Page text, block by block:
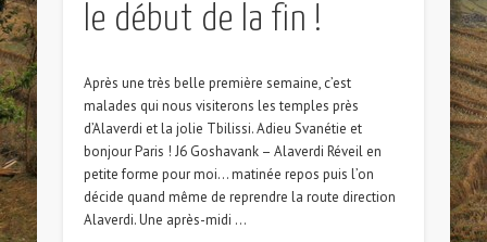
le début de la fin !
Après une très belle première semaine, c’est
malades qui nous visiterons les temples près
d’Alaverdi et la jolie Tbilissi. Adieu Svanétie et
bonjour Paris ! J6 Goshavank – Alaverdi Réveil en
petite forme pour moi… matinée repos puis l’on
décide quand même de reprendre la route direction
Alaverdi. Une après-midi …